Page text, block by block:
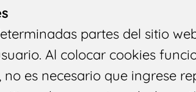
partes del sitio
Al colocar cookies
es necesario que ingrese